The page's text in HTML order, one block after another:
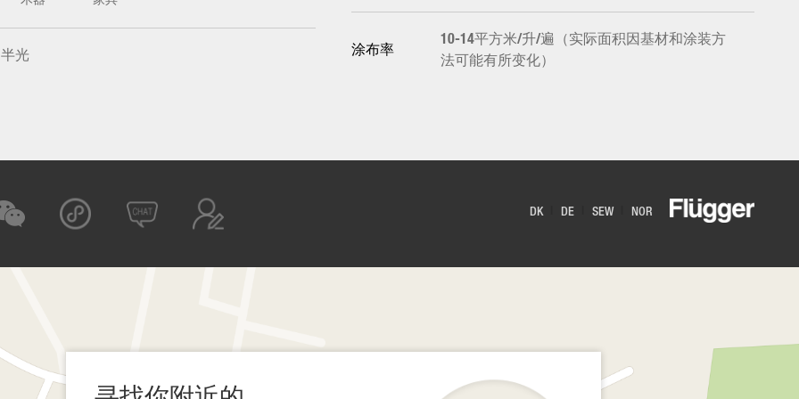
半光 涂布率
10-14平方米/升/遍（实际面积因基材和涂装方
法可能有所变化）
DK DE SEW NOR